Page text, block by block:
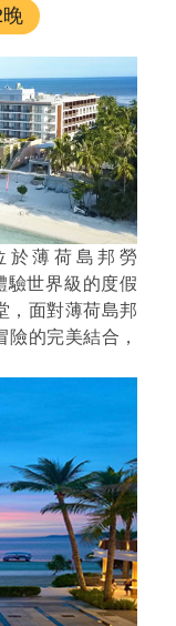
於薄荷島邦勞
驗世界級的度假
，面對薄荷島邦
的完美結合，